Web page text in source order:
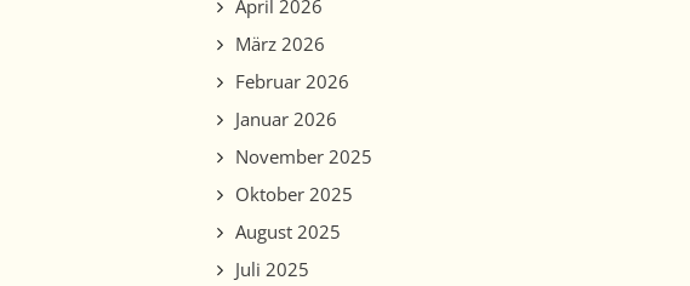
April 2026
März 2026
Februar 2026
Januar 2026
November 2025
Oktober 2025
August 2025
Juli 2025